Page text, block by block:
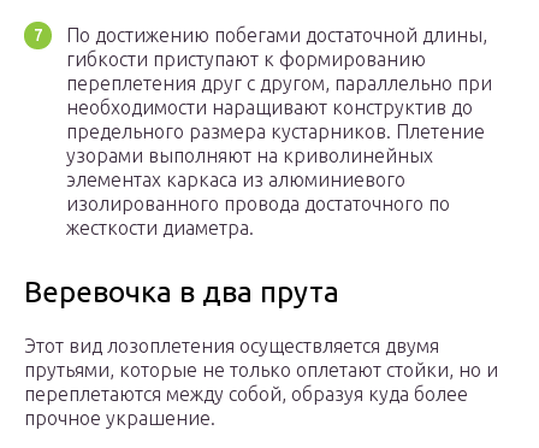
По достижению побегами достаточной длины,
гибкости приступают к формированию
переплетения друг с другом, параллельно при
необходимости наращивают конструктив до
предельного размера кустарников. Плетение
узорами выполняют на криволинейных
элементах каркаса из алюминиевого
изолированного провода достаточного по
жесткости диаметра.
Веревочка в два прута
Этот вид лозоплетения осуществляется двумя
прутьями, которые не только оплетают стойки, но и
переплетаются между собой, образуя куда более
прочное украшение.